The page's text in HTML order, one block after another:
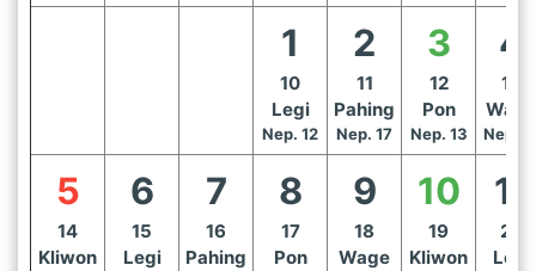
1
10
Legi
Nep. 12
2
11
Pahing
Nep. 17
3
12
Pon
Nep. 13
4
13
Wage
Nep.
5
14
Kliwon
6
15
Legi
7
16
Pahing
8
17
Pon
9
18
Wage
10
19
Kliwon
11
20
Legi